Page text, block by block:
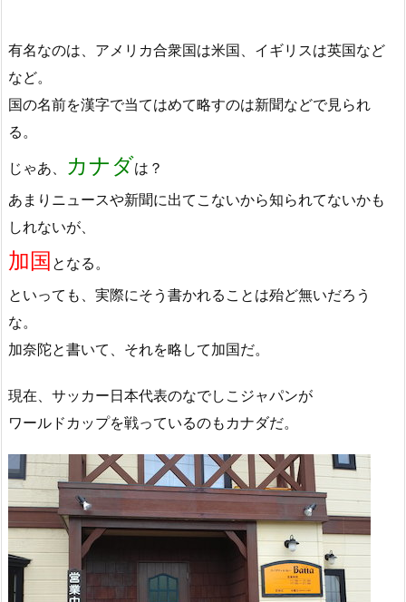
有名なのは、アメリカ合衆国は米国、イギリスは英国など
など。
国の名前を漢字で当てはめて略すのは新聞などで見られ
る。
じゃあ、
カナダは？
あまりニュースや新聞に出てこないから知られてないかも
しれないが、
加国 となる。
といっても、実際にそう書かれることは殆ど無いだろう
な。
加奈陀と書いて、それを略して加国だ。
現在、サッカー日本代表のなでしこジャパンが
ワールドカップを戦っているのもカナダだ。